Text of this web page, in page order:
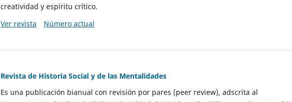
creatividad y espíritu crítico.
Ver revista
Número actual
Revista de Historia Social y de las Mentalidades
Es una publicación bianual con revisión por pares (peer review), adscrita al